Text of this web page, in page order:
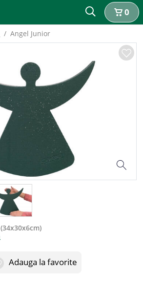
0
Angel Junior
(34x30x6cm)
Adauga la favorite